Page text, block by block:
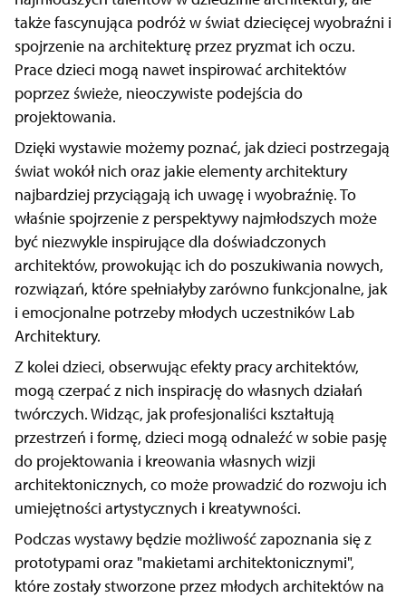
także fascynująca podróż w świat dziecięcej wyobraźni i
spojrzenie na architekturę przez pryzmat ich oczu.
Prace dzieci mogą nawet inspirować architektów
poprzez świeże, nieoczywiste podejścia do
projektowania.
Dzięki wystawie możemy poznać, jak dzieci postrzegają
świat wokół nich oraz jakie elementy architektury
najbardziej przyciągają ich uwagę i wyobraźnię.To
właśnie spojrzenie z perspektywy najmłodszych może
być niezwykle inspirujące dla doświadczonych
architektów, prowokując ich do poszukiwania nowych,
rozwiązań, które spełniałyby zarówno funkcjonalne, jak
i emocjonalne potrzeby młodych uczestników Lab
Architektury.
Z kolei dzieci, obserwując efekty pracy architektów,
mogą czerpać z nich inspirację do własnych działań
twórczych. Widząc, jak profesjonaliści kształtują
przestrzeń i formę, dzieci mogą odnaleźć w sobie pasję
do projektowania i kreowania własnych wizji
architektonicznych, co może prowadzić do rozwoju ich
umiejętności artystycznych i kreatywności.
Podczas wystawy będzie możliwość zapoznania się z
prototypami oraz "makietami architektonicznymi",
które zostały stworzone przez młodych architektów na